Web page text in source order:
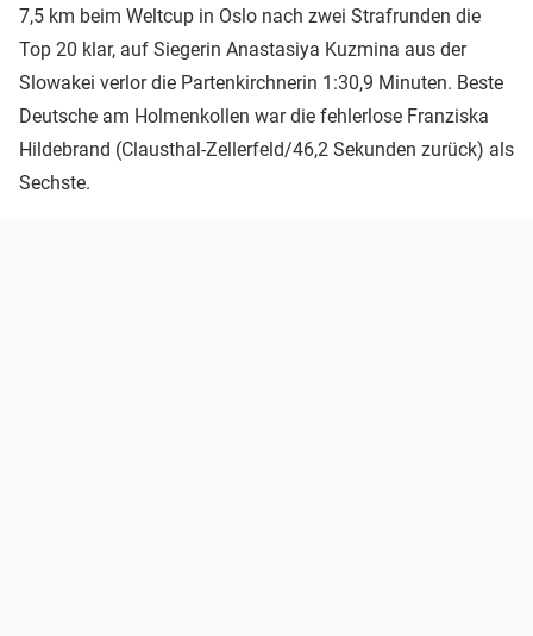
7,5 km beim Weltcup in Oslo nach zwei Strafrunden die
Top 20 klar, auf Siegerin Anastasiya Kuzmina aus der
Slowakei verlor die Partenkirchnerin 1:30,9 Minuten. Beste
Deutsche am Holmenkollen war die fehlerlose Franziska
Hildebrand (Clausthal-Zellerfeld/46,2 Sekunden zurück) als
Sechste.